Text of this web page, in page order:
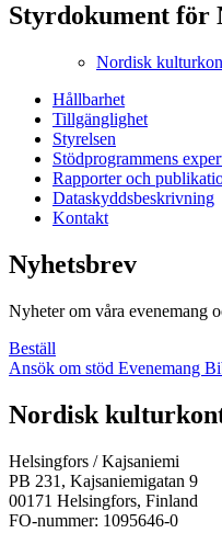
Styrdokument
Nordisk
Hållbarhet
Tillgänglighet
Styrelsen
Stödprogrammens
Rapporter och
Dataskyddsbeskrivning
Kontakt
Nyhetsbrev
Nyheter om våra evenemang
Beställ
Ansök om stöd Evenemang
Facebook:
Öppnas
en
ny
flik
Instagram:
Öppnas
en
ny
flik
TikTok:
Öppnas
en
ny
flik
Youtube:
Öppnas
en
ny
flik
Vimeo:
Öppnas
en
ny
flik
Nordisk
Helsingfors / Kajsaniemi
PB 231, Kajsaniemigatan 9
00171 Helsingfors, Finland
FO-nummer: 1095646-0